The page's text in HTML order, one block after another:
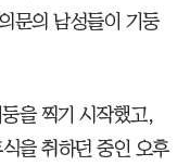
문의 남성들이 기둥
을 찍기 시작했고,
을 취하던 중인 오후